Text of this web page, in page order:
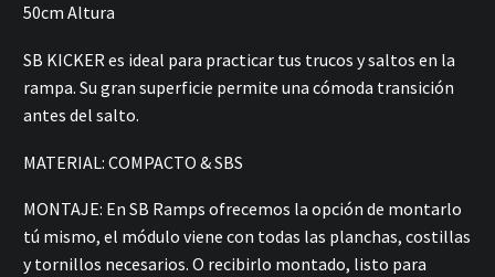
50cm Altura
SB KICKER es ideal para practicar tus trucos y saltos en la
rampa. Su gran superficie permite una cómoda transición
antes del salto.
MATERIAL: COMPACTO & SBS
MONTAJE: En SB Ramps ofrecemos la opción de montarlo
tú mismo, el módulo viene con todas las planchas, costillas
y tornillos necesarios. O recibirlo montado, listo para